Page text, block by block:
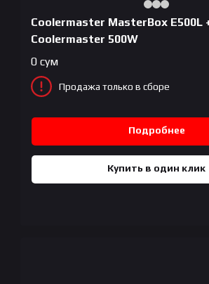
Coolermaster MasterBox E500L
Coolermaster 500W
0 сум
Продажа только в сборе
Подробнее
Купить в один клик